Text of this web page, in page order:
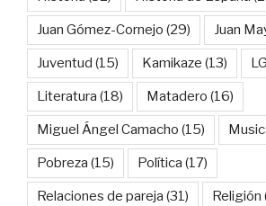
Juan Gómez-Cornejo (29) Juan
Juventud (15) Kamikaze (13)
Literatura (18) Matadero (16)
Miguel Ángel Camacho (15)
Pobreza (15) Política (17)
Relaciones de pareja (31) Religión